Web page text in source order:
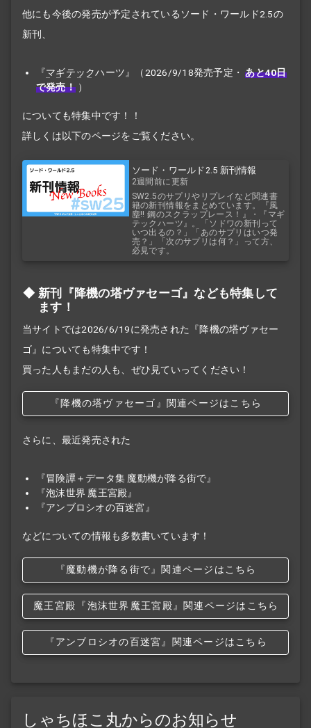
他にも今後の発売が予定されているソード・ワールド2.5の
新刊、
『マギテックハーツ』（2026/9/18発売予定・ あと40日
で発売！ ）
についても特集中です！！
詳しくは以下のページをご覧ください。
ソード・ワールド2.5 新刊情報
2週間前に更新
SW2.5のサプリやリプレイなど関連書
籍の新刊情報をまとめています。『風
塵!! 鋼のスクラップレース！』・『マギ
テックハーツ』。「ソドワの新刊って
いつ出るの？」「あのサプリはいつ発
売？」「次のサプリは何？」って方、
必見です。
新刊『降機の塔ヴァセーゴ』なども特集して
ます！
当サイトでは2026/6/19に発売された『降機の塔ヴァセー
ゴ』についても特集中です！
買った人もまだの人も、ぜひ見ていってください！
『降機の塔ヴァセーゴ』関連ページはこちら
さらに、最近発売された
『冒険譚＋データ集 魔動機が降る街で』
『泡沫世界 魔王宮殿』
『アンブロシオの百迷宮』
などについての情報も多数書いています！
『魔動機が降る街で』関連ページはこちら
魔王宮殿 『泡沫世界 魔王宮殿』関連ページはこちら
『アンブロシオの百迷宮』関連ページはこちら
しゃちほこ丸からのお知らせ